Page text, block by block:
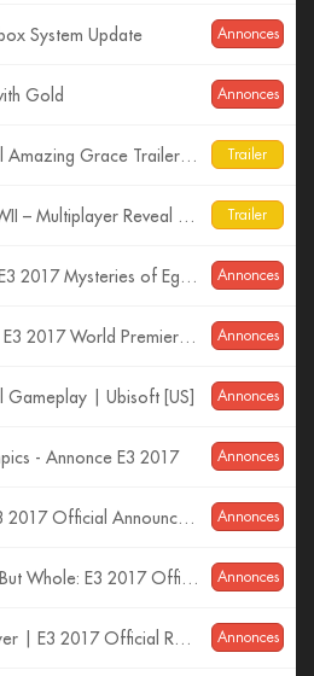
Annonces
System Update
Annonces
Gold
Trailer
Trailer
Annonces
Annonces
Annonces
Gameplay | Ubisoft [US]
Annonces
- Annonce E3 2017
Annonces
Annonces
Annonces